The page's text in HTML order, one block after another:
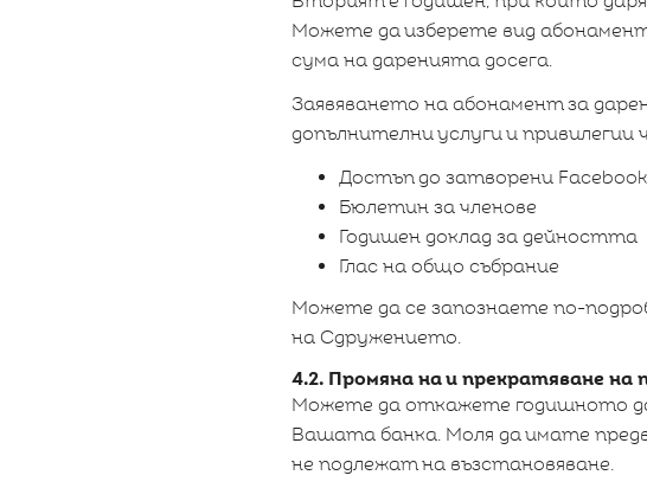
Можете да изберете вид
сума на даренията досега.
Заявяването на абонамент за
допълнителни услуги и
Достъп до затворени
Бюлетин за членове
Годишен доклад за дейността
Глас на общо събрание
Можете да се запознаете по-
на Сдружението.
4.2. Промяна на и прекратяване на
Можете да откажете годишното
Вашата банка. Моля да имате
не подлежат на възстановяванe.